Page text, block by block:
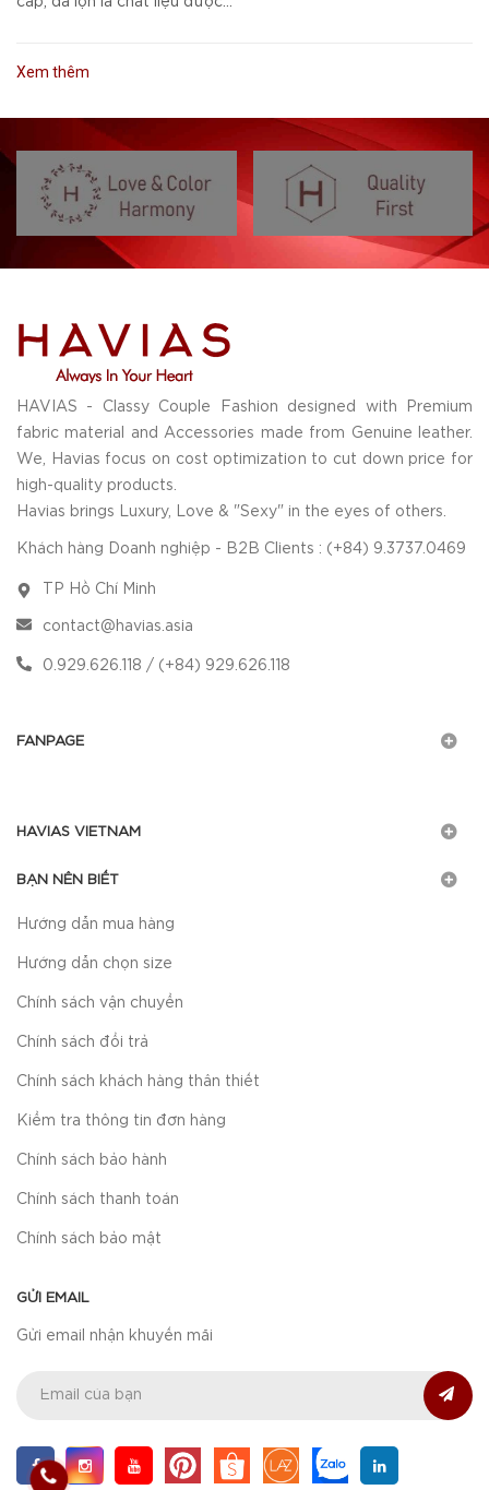
Xem thêm
HAVIAS - Classy Couple Fashion designed with Premium
fabric material and Accessories made from Genuine leather.
We, Havias focus on cost optimization to cut down price for
high-quality products.
Havias brings Luxury, Love & "Sexy" in the eyes of others.
Khách hàng Doanh nghiệp - B2B Clients : (+84) 9.3737.0469
TP Hồ Chí Minh
contact@havias.asia
0.929.626.118 / (+84) 929.626.118
FANPAGE
HAVIAS VIETNAM
BẠN NÊN BIẾT
Hướng dẫn mua hàng
Hướng dẫn chọn size
Chính sách vận chuyển
Chính sách đổi trả
Chính sách khách hàng thân thiết
Kiểm tra thông tin đơn hàng
Chính sách bảo hành
Chính sách thanh toán
Chính sách bảo mật
GỬI EMAIL
Gửi email nhận khuyến mãi